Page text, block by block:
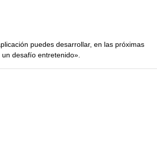
puedes desarrollar, en las próximas
desafío entretenido».